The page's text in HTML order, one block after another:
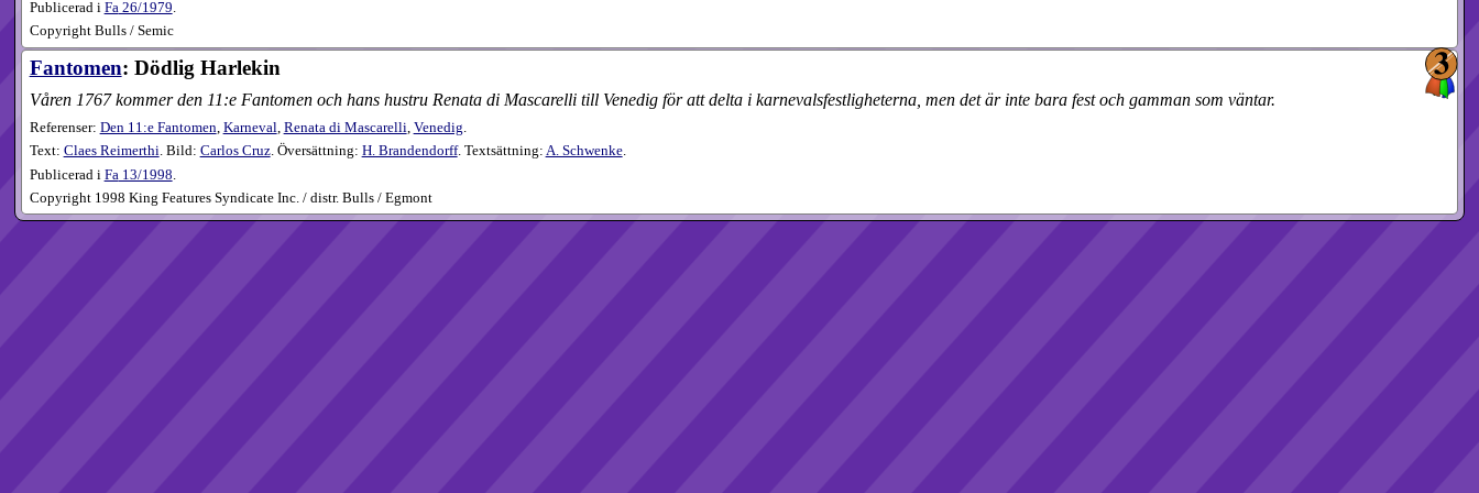
Publicerad i Fa26​/1979.
Copyright Bulls / Semic
Fantomen: Dödlig Harlekin
Våren 1767 kommer den 11:e Fantomen och hans hustru Renata di Mascarelli till Venedig för att delta i karnevals­festligheterna, men det är inte bara fest och gamman som väntar.
Referenser: Den 11:e Fantomen Karneval Renata di Mascarelli Venedig
Text: Claes Reimerthi. Bild: Carlos Cruz. Översättning: H. Brandendorff. Textsättning: A. Schwenke.
Publicerad i Fa 13​/1998
Copyright 1998 King Features Syndicate Inc. / distr. Bulls / Egmont